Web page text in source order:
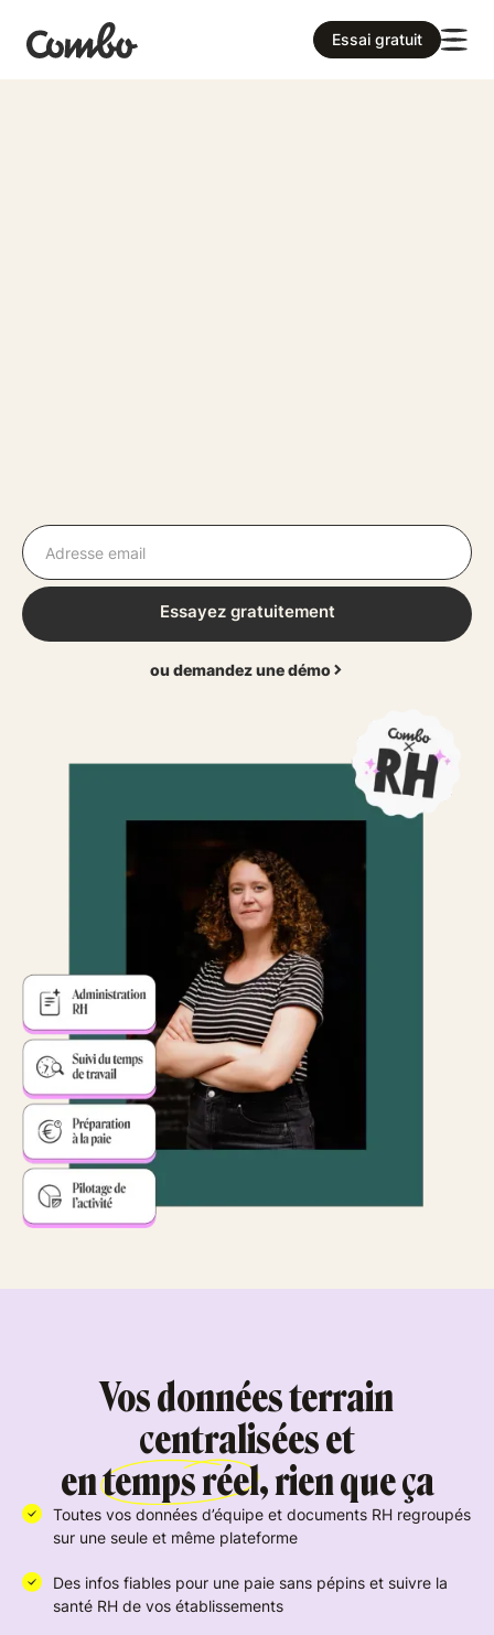
Essai gratuit
Essayez gratuitement
ou demandez une démo
Vos données terrain
centralisées et
en temps réel, rien que ça
Toutes vos données d’équipe et documents RH regroupés
sur une seule et même plateforme
Des infos fiables pour une paie sans pépins et suivre la
santé RH de vos établissements